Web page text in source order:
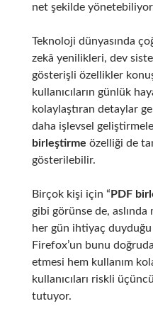
net şekilde
Teknoloji dünyasında
zekâ yenilikleri, dev
gösterişli özellikler
kullanıcıların günlük
kolaylaştıran detaylar
daha işlevsel
birleştirme özelliği de
gösterilebilir.
Birçok kişi için “ PDF
gibi görünse de, aslında
her gün ihtiyaç
Firefox’un bunu
etmesi hem kullanım
kullanıcıları riskli
tutuyor.